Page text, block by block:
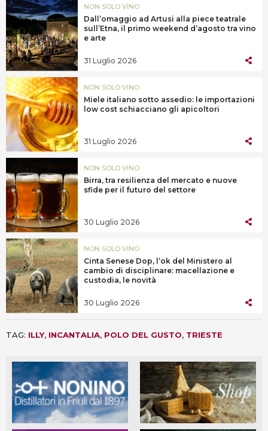
NON SOLO VINO
Dall’omaggio ad Artusi alla piece teatrale
sull’Etna, il primo weekend d’agosto tra vino
e arte
31 Luglio 2026
NON SOLO VINO
Miele italiano sotto assedio: le importazioni
low cost schiacciano gli apicoltori
31 Luglio 2026
NON SOLO VINO
Birra, tra resilienza del mercato e nuove
sfide per il futuro del settore
30 Luglio 2026
NON SOLO VINO
Cinta Senese Dop, l’ok del Ministero al
cambio di disciplinare: macellazione e
custodia, le novità
30 Luglio 2026
TAG: ILLY, INCANTALIA, POLO DEL GUSTO, TRIESTE